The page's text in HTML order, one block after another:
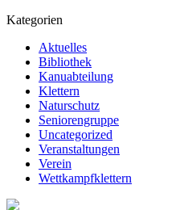
Kategorien
Aktuelles
Bibliothek
Kanuabteilung
Klettern
Naturschutz
Seniorengruppe
Uncategorized
Veranstaltungen
Verein
Wettkampfklettern